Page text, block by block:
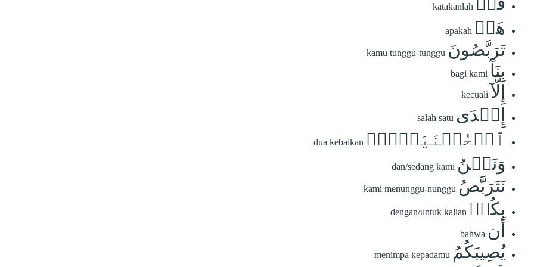
katakanlah
هَلۡ apakah
تَرَبَّصُونَ kamu tunggu-tunggu
بِنَآ bagi kami
إِلَّآ kecuali
إِحۡدَى salah satu
ٱلۡحُسۡنَيَيۡنِۖ dua kebaikan
وَنَحۡنُ dan/sedang kami
نَتَرَبَّصُ kami menunggu-nunggu
بِكُمۡ dengan/untuk kalian
أَن bahwa
يُصِيبَكُمُ menimpa kepadamu